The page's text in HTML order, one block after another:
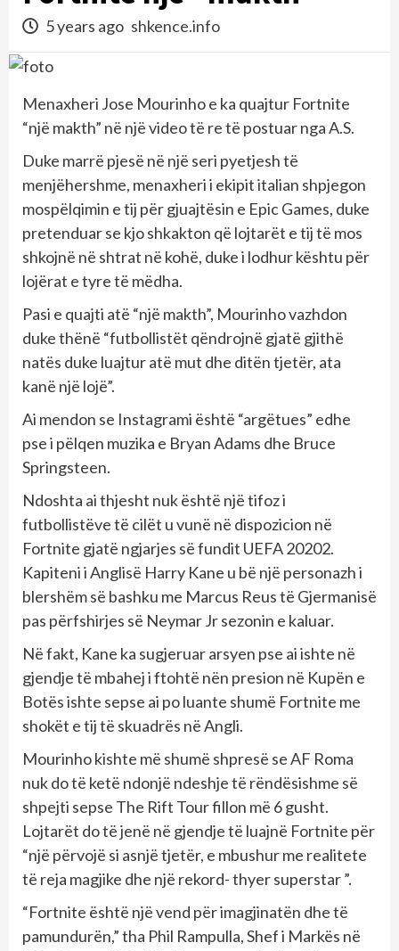
5 years ago shkence.info
Menaxheri Jose Mourinho e ka quajtur Fortnite
“një makth” në një video të re të postuar nga A.S.
Duke marrë pjesë në një seri pyetjesh të
menjëhershme, menaxheri i ekipit italian shpjegon
mospëlqimin e tij për gjuajtësin e Epic Games, duke
pretenduar se kjo shkakton që lojtarët e tij të mos
shkojnë në shtrat në kohë, duke i lodhur kështu për
lojërat e tyre të mëdha.
Pasi e quajti atë “një makth”, Mourinho vazhdon
duke thënë “futbollistët qëndrojnë gjatë gjithë
natës duke luajtur atë mut dhe ditën tjetër, ata
kanë një lojë”.
Ai mendon se Instagrami është “argëtues” edhe
pse i pëlqen muzika e Bryan Adams dhe Bruce
Springsteen.
Ndoshta ai thjesht nuk është një tifoz i
futbollistëve të cilët u vunë në dispozicion në
Fortnite gjatë ngjarjes së fundit UEFA 20202.
Kapiteni i Anglisë Harry Kane u bë një personazh i
blershëm së bashku me Marcus Reus të Gjermanisë
pas përfshirjes së Neymar Jr sezonin e kaluar.
Në fakt, Kane ka sugjeruar arsyen pse ai ishte në
gjendje të mbahej i ftohtë nën presion në Kupën e
Botës ishte sepse ai po luante shumë Fortnite me
shokët e tij të skuadrës në Angli.
Mourinho kishte më shumë shpresë se AF Roma
nuk do të ketë ndonjë ndeshje të rëndësishme së
shpejti sepse The Rift Tour fillon më 6 gusht.
Lojtarët do të jenë në gjendje të luajnë Fortnite për
“një përvojë si asnjë tjetër, e mbushur me realitete
të reja magjike dhe një rekord- thyer superstar ”.
“Fortnite është një vend për imagjinatën dhe të
pamundurën,” tha Phil Rampulla, Shef i Markës në